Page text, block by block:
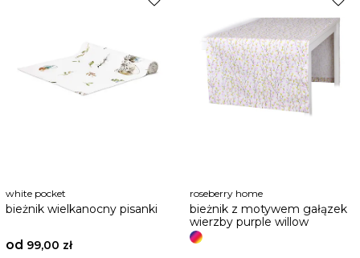
white pocket
bieżnik wielkanocny pisanki
od 99,00 zł
roseberry home
bieżnik z motywem gałązek
wierzby purple willow